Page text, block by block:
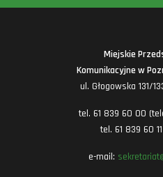
Miejskie
Komunikacyjne w
ul. Głogowska 131/
tel. 61 839 60 00
tel. 61 839 60
e-mail: